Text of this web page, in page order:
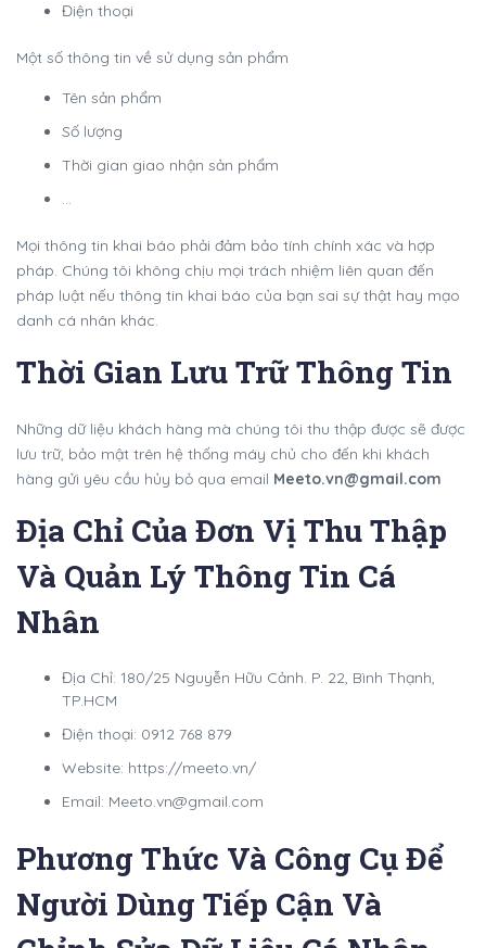
Điện thoại
Một số thông tin về sử dụng sản phẩm
Tên sản phẩm
Số lượng
Thời gian giao nhận sản phẩm
…
Mọi thông tin khai báo phải đảm bảo tính chính xác và hợp
pháp. Chúng tôi không chịu mọi trách nhiệm liên quan đến
pháp luật nếu thông tin khai báo của bạn sai sự thật hay mạo
danh cá nhân khác.
Thời Gian Lưu Trữ Thông Tin
Những dữ liệu khách hàng mà chúng tôi thu thập được sẽ được
lưu trữ, bảo mật trên hệ thống máy chủ cho đến khi khách
hàng gửi yêu cầu hủy bỏ qua email Meeto.vn@gmail.com
Địa Chỉ Của Đơn Vị Thu Thập
Và Quản Lý Thông Tin Cá
Nhân
Địa Chỉ: 180/25 Nguyễn Hữu Cảnh. P. 22, Bình Thạnh,
TP.HCM
Điện thoại: 0912 768 879
Website: https://meeto.vn/
Email: Meeto.vn@gmail.com
Phương Thức Và Công Cụ Để
Người Dùng Tiếp Cận Và